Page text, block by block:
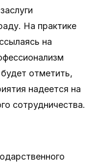
На практике
на
отметить,
надеется на
сотрудничества.